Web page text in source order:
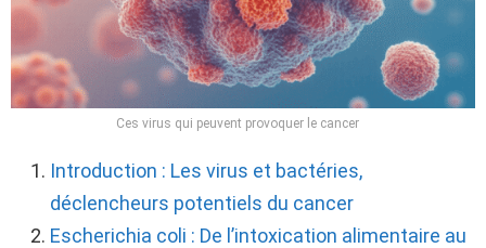
Ces virus qui peuvent provoquer le cancer
Introduction : Les virus et bactéries,
déclencheurs potentiels du cancer
Escherichia coli : De l’intoxication alimentaire au